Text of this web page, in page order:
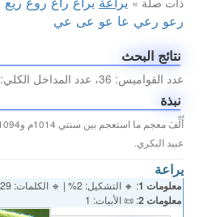
رعو رعي عا عو عى عي
نتائج البحث
عدد القواميس: 36، عدد المداخل الكلي: 131 (0.13 ثانية)
نبذة
عبيد البكري.
يراعة
معلومات 1 : 🔸 التشكيل: 2% | 🔹 الكلمات: 29 | 🎭 المشتقات: 2
معلومات 2 : 📜 الأبيات: 1